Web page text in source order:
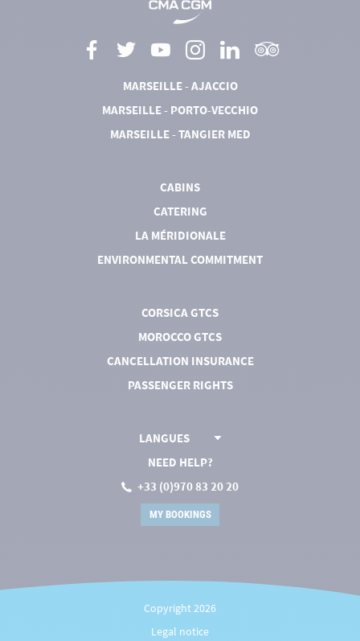
MARSEILLE - AJACCIO
MARSEILLE - PORTO-VECCHIO
MARSEILLE - TANGIER MED
CABINS
CATERING
LA MÉRIDIONALE
ENVIRONMENTAL COMMITMENT
CORSICA GTCS
MOROCCO GTCS
CANCELLATION INSURANCE
PASSENGER RIGHTS
LANGUES
NEED HELP?
+33 (0)970 83 20 20
MY BOOKINGS
Copyright 2026
Legal notice